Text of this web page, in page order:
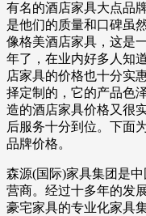
有名的酒店家具大点品
是他们的质量和口碑虽
像格美酒店家具，这是
年了，在业内好多人知
店家具的价格也十分实
择定制的，它的产品色
造的酒店家具价格又很
后服务十分到位。下面
品牌价格。
森源(国际)家具集团是
营商。经过十多年的发
豪宅家具的专业化家具